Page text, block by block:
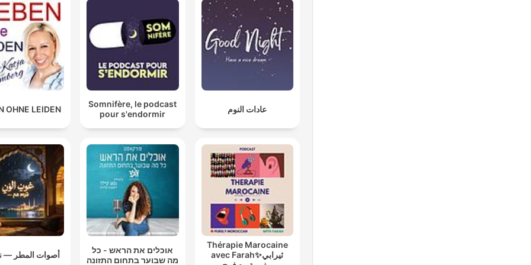
nicht den Charakter.
01:00:48 · Ein konstruktiver Umgang mit Fehlern sollte auf der
konkreten Handlung basieren statt auf einer globalen Abwertung
der eigenen Person.
OHNE LEIDEN
Somnifère, le podcast
pour s'endormir
عادات النوم
أصوات المطر —
אוכלים את הראש - כל
מה שבוער בתחום התזונה
Thérapie Marocaine
avec Farah✨ثيرابي